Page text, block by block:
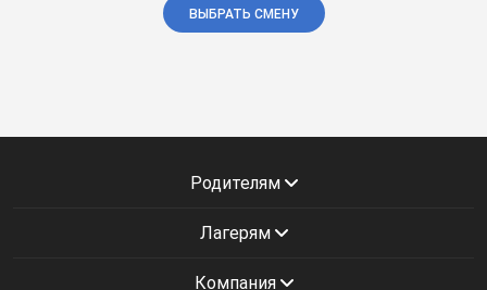
ВЫБРАТЬ СМЕНУ
Родителям
Лагерям
Компания